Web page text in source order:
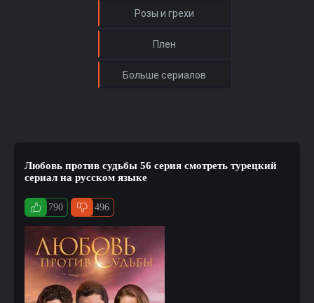
Любовь против судьбы 56 серия смотреть турецкий
сериал на русском языке
790 496